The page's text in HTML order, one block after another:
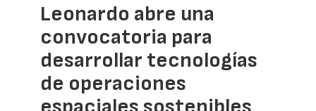
Leonardo abre una
convocatoria para
desarrollar tecnologías
de operaciones